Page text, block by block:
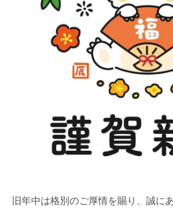
旧年中は格別のご厚情を賜り、誠に